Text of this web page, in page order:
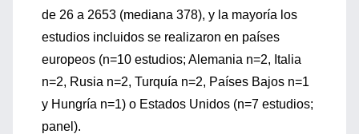
de 26 a 2653 (mediana 378), y la mayoría los
estudios incluidos se realizaron en países
europeos (n=10 estudios; Alemania n=2, Italia
n=2, Rusia n=2, Turquía n=2, Países Bajos n=1
y Hungría n=1) o Estados Unidos (n=7 estudios;
panel).